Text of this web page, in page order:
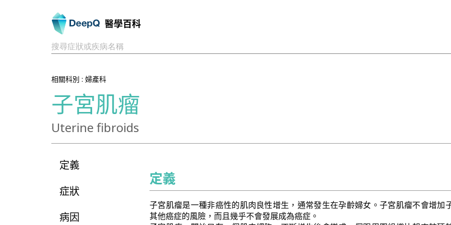
醫學百科
搜尋症狀或疾病名稱
相關科別 : 婦產科
子宮肌瘤
Uterine fibroids
定義
症狀
病因
定義
子宮肌瘤是一種非癌性的肌肉良性增生，通常發生在孕齡婦女。子宮肌瘤不會增加
其他癌症的風險，而且幾乎不會發展成為癌症。